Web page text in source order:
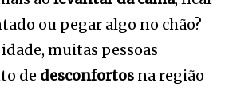
ou pegar algo no chão?
muitas pessoas
de desconfortos na região